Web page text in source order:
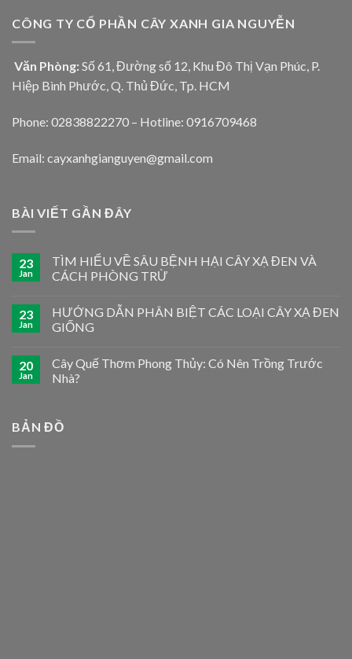
CÔNG TY CỔ PHẦN CÂY XANH GIA NGUYỄN
Văn Phòng: Số 61, Đường số 12, Khu Đô Thị Vạn Phúc, P.
Hiệp Bình Phước, Q. Thủ Đức, Tp. HCM
Phone: 02838822270 – Hotline: 0916709468
Email: cayxanhgianguyen@gmail.com
BÀI VIẾT GẦN ĐÂY
23
Jan
TÌM HIỂU VỀ SÂU BỆNH HẠI CÂY XẠ ĐEN VÀ
CÁCH PHÒNG TRỪ
23
Jan
HƯỚNG DẪN PHÂN BIỆT CÁC LOẠI CÂY XẠ ĐEN
GIỐNG
20
Jan
Cây Quế Thơm Phong Thủy: Có Nên Trồng Trước
Nhà?
BẢN ĐỒ